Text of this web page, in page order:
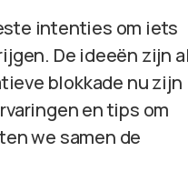
intenties om iets
De ideeën zijn
blokkade nu zijn
en tips om
we samen de